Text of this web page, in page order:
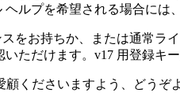
ルプを希望される場合には、
をお持ちか、または通常ラ
いただけます。v17 用登録キ
顧くださいますよう、どうぞ